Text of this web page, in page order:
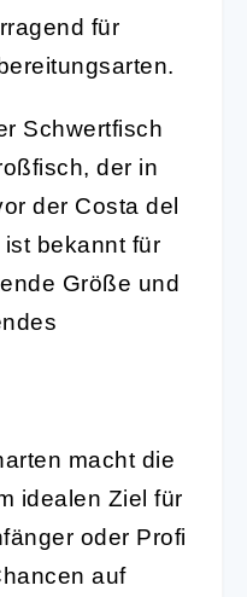
für
Schwertfisch
der in
der Costa del
bekannt für
Größe und
macht die
idealen Ziel für
oder Profi
auf